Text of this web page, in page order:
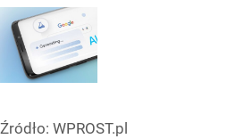
Źródło: WPROST.pl